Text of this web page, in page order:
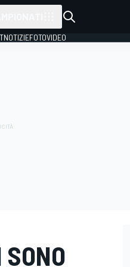
NOTIZIEFOTOVIDEO